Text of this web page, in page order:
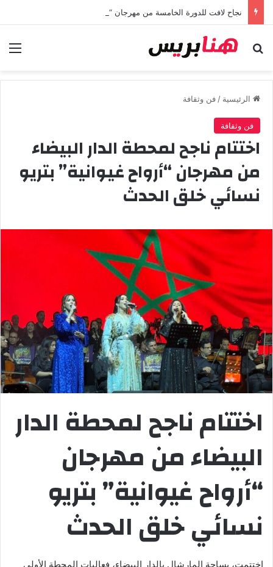
بحث عن
الرئيسية / فن وثقافة
فن وثقافة
اختتام ناجح لمحطة الدار البيضاء
من مهرجان “أرواح غيوانية” بتريو
نسائي خلق الحدث
اختتام ناجح لمحطة الدار
البيضاء من مهرجان
“أرواح غيوانية” بتريو
نسائي خلق الحدث
اختتمت، بساحة المارشال بالدار البيضاء، فعاليات المحطة الأولى